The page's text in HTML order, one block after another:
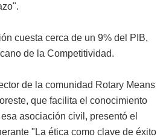
cuesta cerca de un 9% del PIB,
de la Competitividad.
de la comunidad Rotary Means
que facilita el conocimiento
asociación civil, presentó el
"La ética como clave de éxito